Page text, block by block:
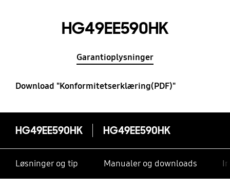
HG49EE590HK
Garantioplysninger
Download "Konformitetserklæring(PDF)"
HG49EE590HK HG49EE590HK
Løsninger og tip Manualer og downloads